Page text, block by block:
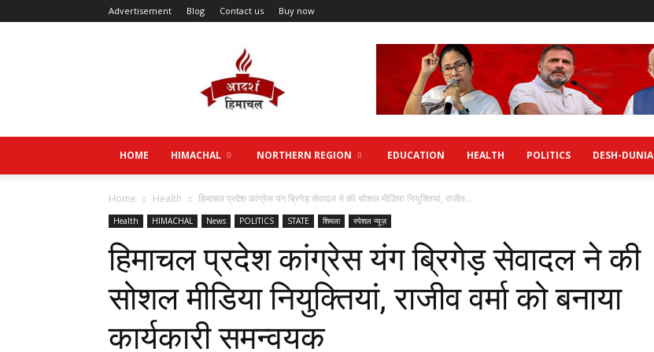
Advertisement Blog Contact us Buy now
HOME HIMACHAL NORTHERN REGION EDUCATION HEALTH POLITICS DESH-DUNIA
Home Health हिमाचल प्रदेश कांग्रेस यंग ब्रिगेड़ सेवादल ने की सोशल मीडिया नियुक्तियां, राजीव...
Health HIMACHAL News POLITICS STATE शिमला स्पेशल न्यूज़
हिमाचल प्रदेश कांग्रेस यंग ब्रिगेड़ सेवादल ने की
सोशल मीडिया नियुक्तियां, राजीव वर्मा को बनाया
कार्यकारी समन्वयक